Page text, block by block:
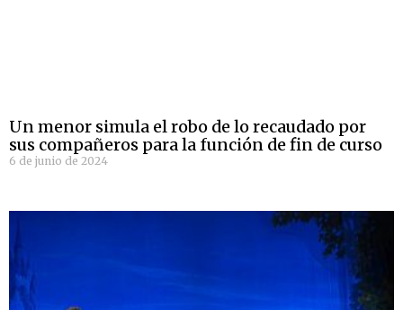
Un menor simula el robo de lo recaudado por
sus compañeros para la función de fin de curso
6 de junio de 2024